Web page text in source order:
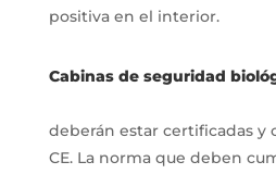
positiva en el interior.
Cabinas de seguridad
deberán estar certificadas y
CE. La norma que deben